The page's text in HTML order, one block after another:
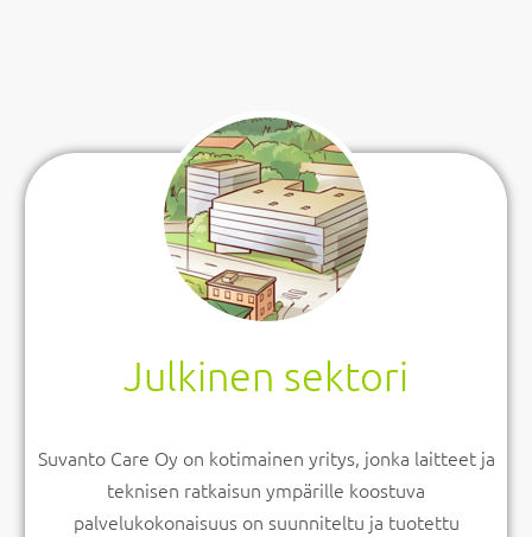
Julkinen sektori
Suvanto Care Oy on kotimainen yritys, jonka laitteet ja
teknisen ratkaisun ympärille koostuva
palvelukokonaisuus on suunniteltu ja tuotettu